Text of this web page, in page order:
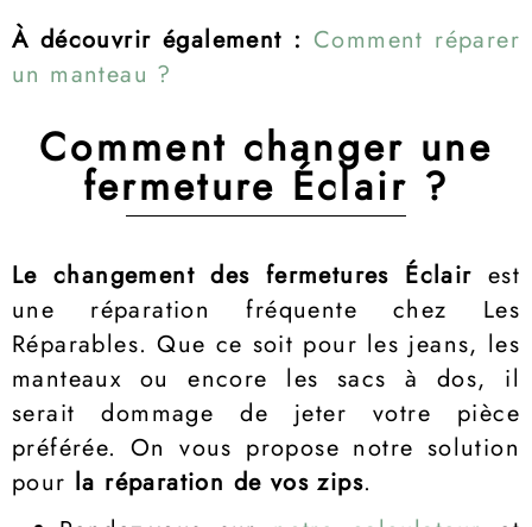
À découvrir également : Comment réparer
un manteau ?
Comment changer une
fermeture Éclair ?
Le changement des fermetures Éclair est
une réparation fréquente chez Les
Réparables. Que ce soit pour les jeans, les
manteaux ou encore les sacs à dos, il
serait dommage de jeter votre pièce
préférée. On vous propose notre solution
pour la réparation de vos zips.